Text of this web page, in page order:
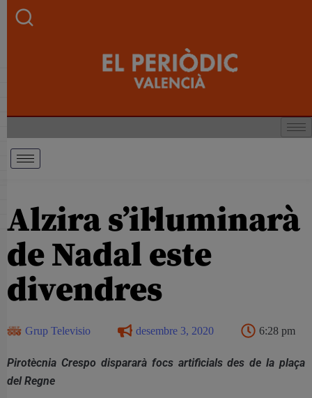
Alzira s’il·luminarà
de Nadal este
divendres
Grup Televisio desembre 3, 2020 6:28 pm
Pirotècnia Crespo dispararà focs artificials des de la plaça
del Regne